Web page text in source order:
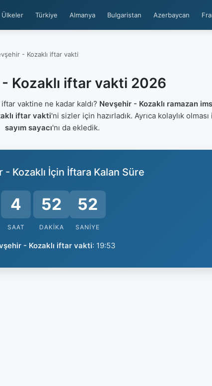
Ülkeler Türkiye Almanya Bulgaristan Azerbaycan
- Kozaklı iftar vakti
Kozaklı iftar vakti 2026
vaktine ne kadar kaldı? Nevşehir - Kozaklı ramazan
iftar vakti'ni sizler için hazırladık. Ayrıca kolaylık olması
sayım sayacı'nı da ekledik.
- Kozaklı İçin İftara Kalan Süre
4
SAAT
52
DAKIKA
51
SANIYE
- Kozaklı iftar vakti: 19:53